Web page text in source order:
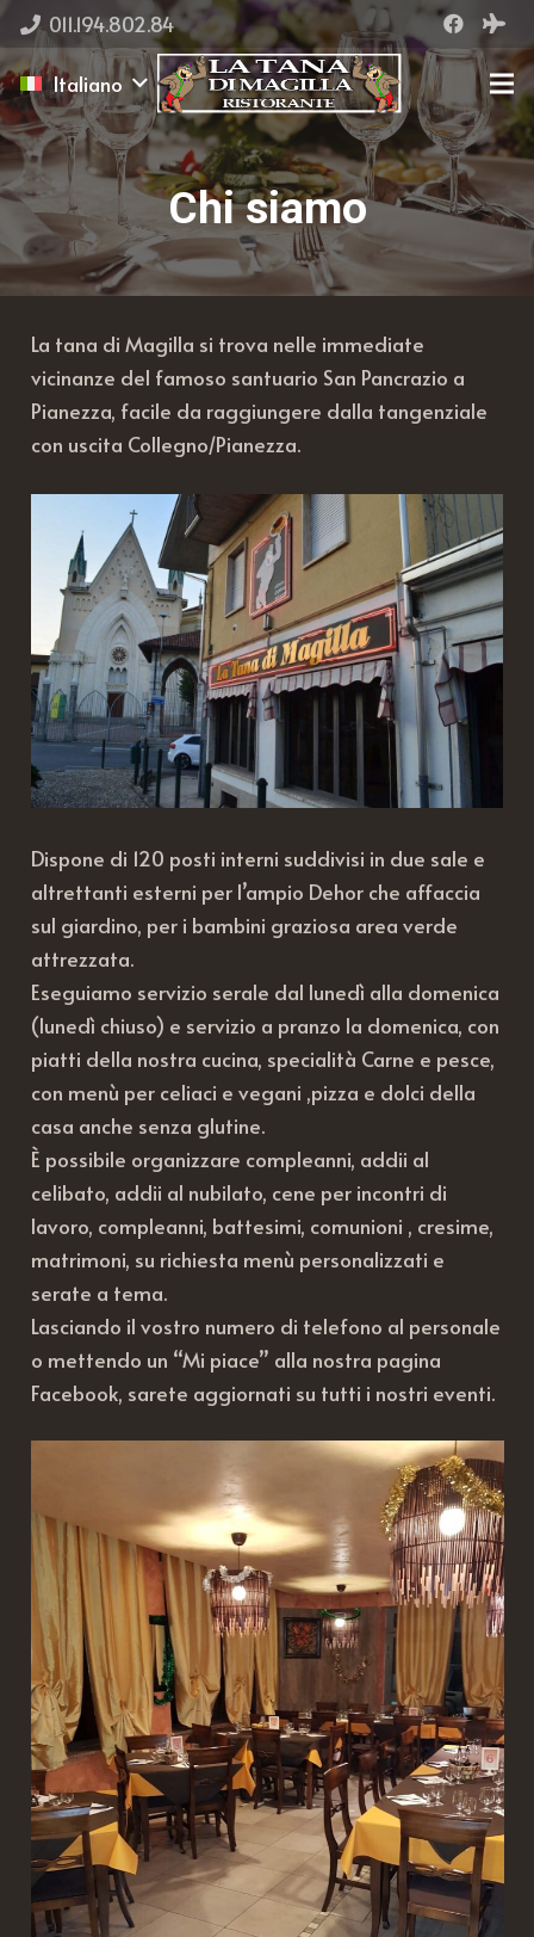
011.194.802.84
Italiano
Chi siamo
La tana di Magilla si trova nelle immediate
vicinanze del famoso santuario San Pancrazio a
Pianezza, facile da raggiungere dalla tangenziale
con uscita Collegno/Pianezza.
Dispone di 120 posti interni suddivisi in due sale e
altrettanti esterni per l’ampio Dehor che affaccia
sul giardino, per i bambini graziosa area verde
attrezzata.
Eseguiamo servizio serale dal lunedì alla domenica
(lunedì chiuso) e servizio a pranzo la domenica, con
piatti della nostra cucina, specialità Carne e pesce,
con menù per celiaci e vegani ,pizza e dolci della
casa anche senza glutine.
È possibile organizzare compleanni, addii al
celibato, addii al nubilato, cene per incontri di
lavoro, compleanni, battesimi, comunioni , cresime,
matrimoni, su richiesta menù personalizzati e
serate a tema.
Lasciando il vostro numero di telefono al personale
o mettendo un “Mi piace” alla nostra pagina
Facebook, sarete aggiornati su tutti i nostri eventi.